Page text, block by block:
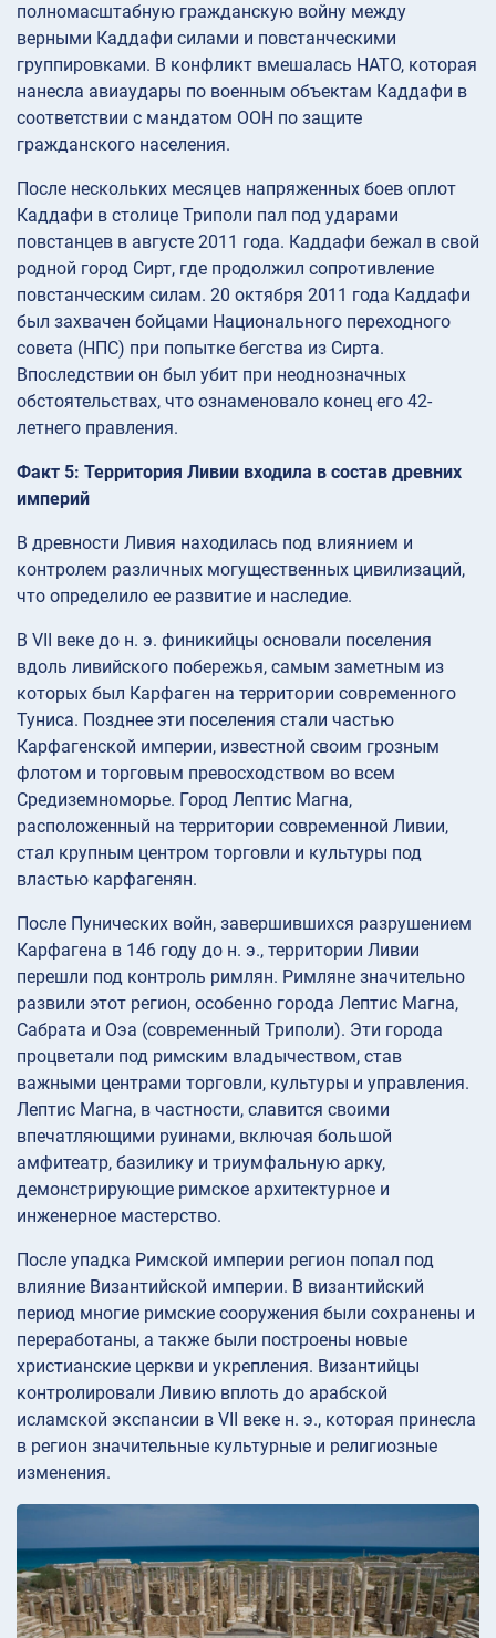
полномасштабную гражданскую войну между
верными Каддафи силами и повстанческими
группировками. В конфликт вмешалась НАТО, которая
нанесла авиаудары по военным объектам Каддафи в
соответствии с мандатом ООН по защите
гражданского населения.
После нескольких месяцев напряженных боев оплот
Каддафи в столице Триполи пал под ударами
повстанцев в августе 2011 года. Каддафи бежал в свой
родной город Сирт, где продолжил сопротивление
повстанческим силам. 20 октября 2011 года Каддафи
был захвачен бойцами Национального переходного
совета (НПС) при попытке бегства из Сирта.
Впоследствии он был убит при неоднозначных
обстоятельствах, что ознаменовало конец его 42-
летнего правления.
Факт 5: Территория Ливии входила в состав древних
империй
В древности Ливия находилась под влиянием и
контролем различных могущественных цивилизаций,
что определило ее развитие и наследие.
В VII веке до н. э. финикийцы основали поселения
вдоль ливийского побережья, самым заметным из
которых был Карфаген на территории современного
Туниса. Позднее эти поселения стали частью
Карфагенской империи, известной своим грозным
флотом и торговым превосходством во всем
Средиземноморье. Город Лептис Магна,
расположенный на территории современной Ливии,
стал крупным центром торговли и культуры под
властью карфагенян.
После Пунических войн, завершившихся разрушением
Карфагена в 146 году до н. э., территории Ливии
перешли под контроль римлян. Римляне значительно
развили этот регион, особенно города Лептис Магна,
Сабрата и Оэа (современный Триполи). Эти города
процветали под римским владычеством, став
важными центрами торговли, культуры и управления.
Лептис Магна, в частности, славится своими
впечатляющими руинами, включая большой
амфитеатр, базилику и триумфальную арку,
демонстрирующие римское архитектурное и
инженерное мастерство.
После упадка Римской империи регион попал под
влияние Византийской империи. В византийский
период многие римские сооружения были сохранены и
переработаны, а также были построены новые
христианские церкви и укрепления. Византийцы
контролировали Ливию вплоть до арабской
исламской экспансии в VII веке н. э., которая принесла
в регион значительные культурные и религиозные
изменения.